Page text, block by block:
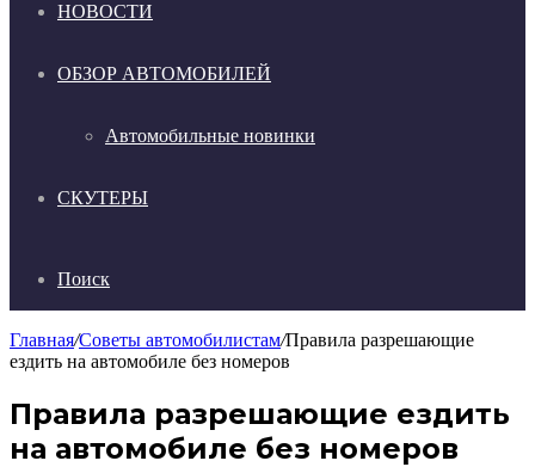
НОВОСТИ
ОБЗОР АВТОМОБИЛЕЙ
Автомобильные новинки
СКУТЕРЫ
Поиск
Главная/Советы автомобилистам/Правила разрешающие
ездить на автомобиле без номеров
Правила разрешающие ездить
на автомобиле без номеров